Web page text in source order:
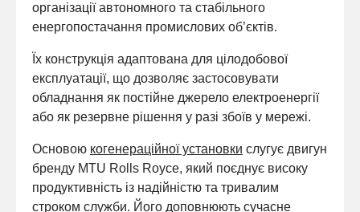
організації автономного та стабільного
енергопостачання промислових об’єктів.
Їх конструкція адаптована для цілодобової
експлуатації, що дозволяє застосовувати
обладнання як постійне джерело електроенергії
або як резервне рішення у разі збоїв у мережі.
Основою когенераційної установки слугує двигун
бренду MTU Rolls Royce, який поєднує високу
продуктивність із надійністю та тривалим
строком служби. Його доповнюють сучасне